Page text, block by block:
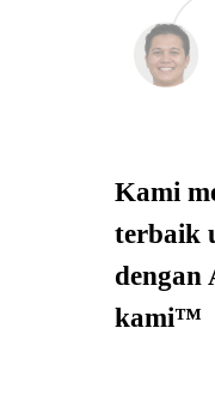
Kami
terbaik
dengan
kami™